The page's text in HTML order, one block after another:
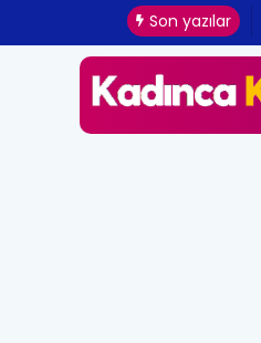
Son yazılar